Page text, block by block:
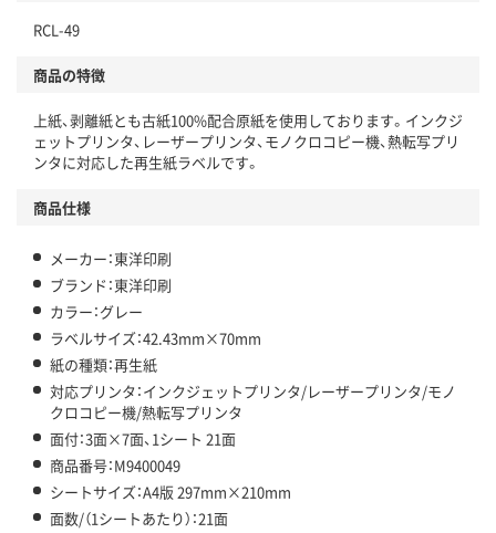
RCL-49
商品の特徴
上紙、剥離紙とも古紙100%配合原紙を使用しております。インクジ
ェットプリンタ、レーザープリンタ、モノクロコピー機、熱転写プリ
ンタに対応した再生紙ラベルです。
商品仕様
メーカー：東洋印刷
ブランド：東洋印刷
カラー：グレー
ラベルサイズ：42.43mm×70mm
紙の種類：再生紙
対応プリンタ：インクジェットプリンタ/レーザープリンタ/モノ
クロコピー機/熱転写プリンタ
面付：3面×7面、1シート 21面
商品番号：M9400049
シートサイズ：A4版 297mm×210mm
面数/（1シートあたり）：21面